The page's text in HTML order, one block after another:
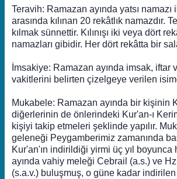
Teravih: Ramazan ayında yatsı namazı
arasında kılınan 20 rekâtlık namazdır.
kılmak sünnettir. Kılınışı iki veya dört
namazları gibidir. Her dört rekâtta bir
İmsakiye: Ramazan ayında imsak, iftar
vakitlerini belirten çizelgeye verilen
Mukabele: Ramazan ayında bir kişinin
diğerlerinin de önlerindeki Kur'an-ı
kişiyi takip etmeleri şeklinde yapılır.
geleneği Peygamberimiz zamanında
Kur'an'ın indirildiği yirmi üç yıl boyunca
ayında vahiy meleği Cebrail (a.s.) ve
(s.a.v.) buluşmuş, o güne kadar